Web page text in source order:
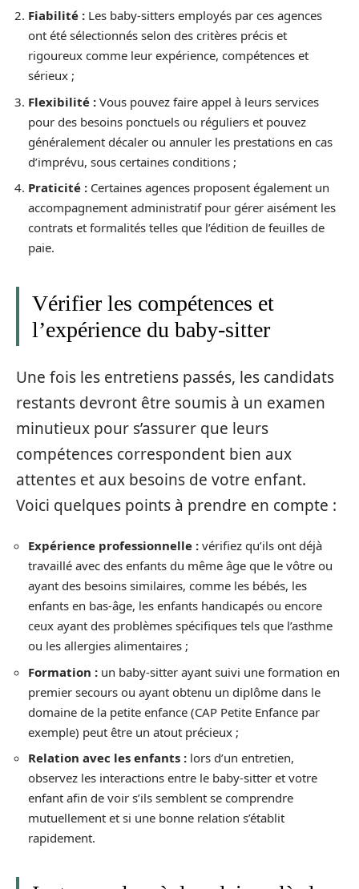
Fiabilité : Les baby-sitters employés par ces agences
ont été sélectionnés selon des critères précis et
rigoureux comme leur expérience, compétences et
sérieux ;
Flexibilité : Vous pouvez faire appel à leurs services
pour des besoins ponctuels ou réguliers et pouvez
généralement décaler ou annuler les prestations en cas
d’imprévu, sous certaines conditions ;
Praticité : Certaines agences proposent également un
accompagnement administratif pour gérer aisément les
contrats et formalités telles que l’édition de feuilles de
paie.
Vérifier les compétences et
l’expérience du baby-sitter
Une fois les entretiens passés, les candidats
restants devront être soumis à un examen
minutieux pour s’assurer que leurs
compétences correspondent bien aux
attentes et aux besoins de votre enfant.
Voici quelques points à prendre en compte :
Expérience professionnelle : vérifiez qu’ils ont déjà
travaillé avec des enfants du même âge que le vôtre ou
ayant des besoins similaires, comme les bébés, les
enfants en bas-âge, les enfants handicapés ou encore
ceux ayant des problèmes spécifiques tels que l’asthme
ou les allergies alimentaires ;
Formation : un baby-sitter ayant suivi une formation en
premier secours ou ayant obtenu un diplôme dans le
domaine de la petite enfance (CAP Petite Enfance par
exemple) peut être un atout précieux ;
Relation avec les enfants : lors d’un entretien,
observez les interactions entre le baby-sitter et votre
enfant afin de voir s’ils semblent se comprendre
mutuellement et si une bonne relation s’établit
rapidement.